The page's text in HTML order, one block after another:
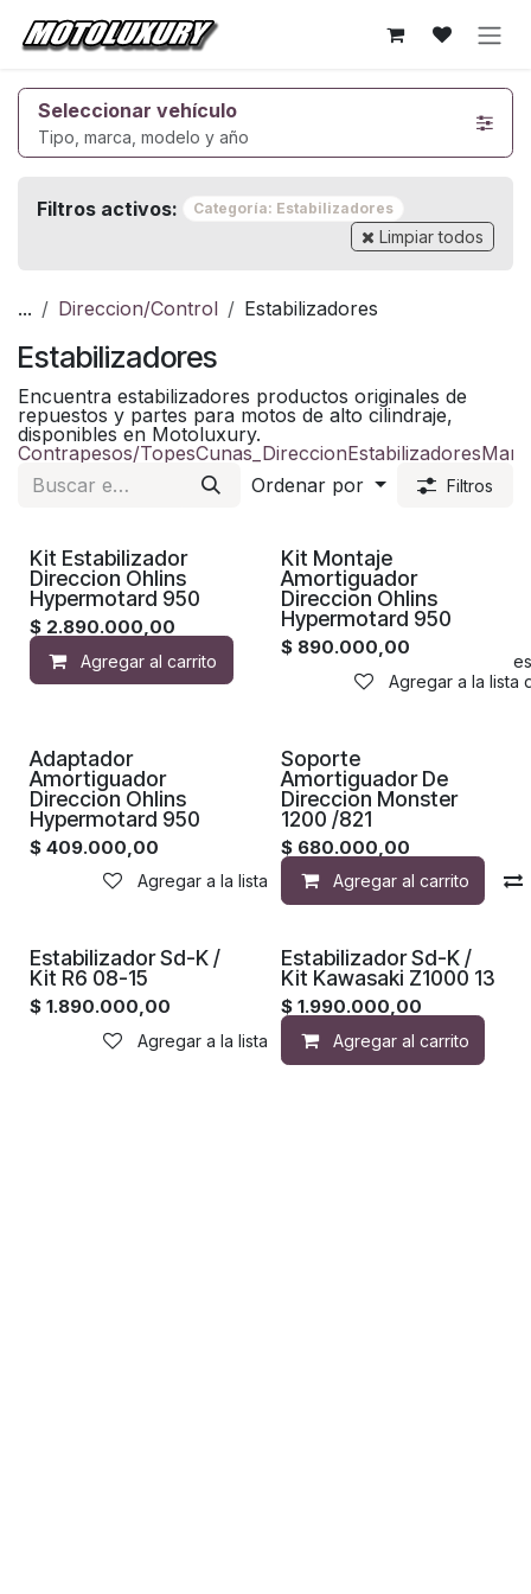
Ir al contenido
Seleccionar vehículo
Tipo, marca, modelo y año
Filtros activos: Categoría: Estabilizadores
Limpiar todos
... Direccion/Control Estabilizadores
Estabilizadores
Encuentra estabilizadores productos originales de
repuestos y partes para motos de alto cilindraje,
disponibles en Motoluxury.
Contrapesos/TopesCunas_DireccionEstabilizadores
Ordenar por
Filtros
Kit Estabilizador
Direccion Ohlins
Hypermotard 950
$ 2.890.000,00
Agregar al carrito Agregar a la lista de
Kit Montaje
Amortiguador
Direccion Ohlins
Hypermotard 950
$ 890.000,00
Agregar a la lista
Adaptador
Amortiguador
Direccion Ohlins
Hypermotard 950
$ 409.000,00
Agregar a la lista de deseos
Soporte
Amortiguador De
Direccion Monster
1200 /821
$ 680.000,00
Agregar al carrito
Estabilizador Sd-K /
Kit R6 08-15
$ 1.890.000,00
Agregar a la lista de deseos
Estabilizador Sd-K /
Kit Kawasaki Z1000 13
$1.990.000,00
Agregar al carrito